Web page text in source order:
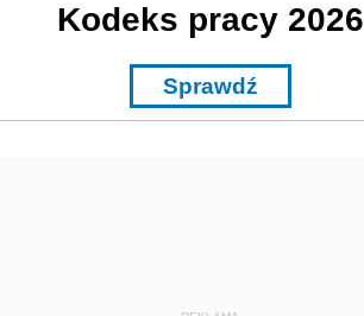
Kodeks pracy 2026
Sprawdź